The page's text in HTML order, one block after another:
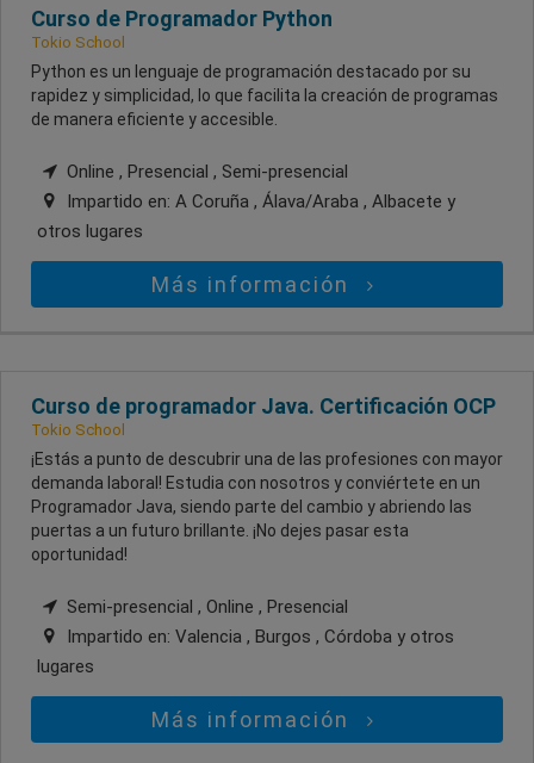
Curso de Programador Python
Tokio School
Python es un lenguaje de programación destacado por su
rapidez y simplicidad, lo que facilita la creación de programas
de manera eficiente y accesible.
Online , Presencial , Semi-presencial
Impartido en: A Coruña , Álava/Araba , Albacete y
otros lugares
Más información
Curso de programador Java. Certificación OCP
Tokio School
¡Estás a punto de descubrir una de las profesiones con mayor
demanda laboral! Estudia con nosotros y conviértete en un
Programador Java, siendo parte del cambio y abriendo las
puertas a un futuro brillante. ¡No dejes pasar esta
oportunidad!
Semi-presencial , Online , Presencial
Impartido en: Valencia , Burgos , Córdoba y otros
lugares
Más información